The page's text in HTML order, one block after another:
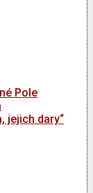
Pole
jejich dary“